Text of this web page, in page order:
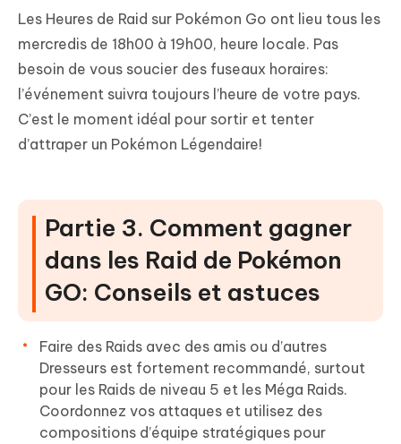
Les Heures de Raid sur Pokémon Go ont lieu tous les
mercredis de 18h00 à 19h00, heure locale. Pas
besoin de vous soucier des fuseaux horaires:
l’événement suivra toujours l’heure de votre pays.
C’est le moment idéal pour sortir et tenter
d’attraper un Pokémon Légendaire!
Partie 3. Comment gagner
dans les Raid de Pokémon
GO: Conseils et astuces
Faire des Raids avec des amis ou d’autres
Dresseurs est fortement recommandé, surtout
pour les Raids de niveau 5 et les Méga Raids.
Coordonnez vos attaques et utilisez des
compositions d’équipe stratégiques pour